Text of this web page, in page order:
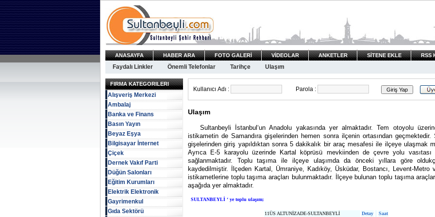
ANASAYFA HABER ARA FOTO GALERİ VİDEOLAR ANKETLER SİTENE EKLE RSS
Faydalı Linkler Önemli Telefonlar Tarihçe Ulaşım
FIRMA KATEGORILERI
Alışveriş Merkezi
Ambalaj
Banka ve Finans
Basın Yayın
Beyaz Eşya
Bilgisayar İnternet
Çiçek
Dernek Vakıf Parti
Düğün Salonları
Eğitim Kurumları
Elektrik Elektronik
Gayrimenkul
Gıda Sektörü
Kullanıcı Adı : Parola :
Ulaşım
Sultanbeyli İstanbul‘un Anadolu yakasında yer almaktadır. Tem otoyolu
istikametin de Samandıra gişelerinden hemen sonra ilçenin ortasından geçmektedir.
gişelerinden giriş yapıldıktan sonra 5 dakikalık bir araç mesafesi ile ilçeye ulaşmak
Ayrıca E-5 karayolu üzerinde Kartal köprüsü mevkiinden de çevre yolu vasıtası
sağlanmaktadır. Toplu taşıma ile ilçeye ulaşımda da önceki yıllara göre
kaydedilmiştir. İlçeden Kartal, Ümraniye, Kadıköy, Üsküdar, Bostancı, Levent-Metro
istikametlerine toplu taşıma araçları bulunmaktadır. İlçeye bulunan toplu taşıma
aşağıda yer almaktadır.
SULTANBEYLİ ‘ ye toplu ulaşım;
11ÜS ALTUNİZADE-SULTANBEYLİ Detay Saat